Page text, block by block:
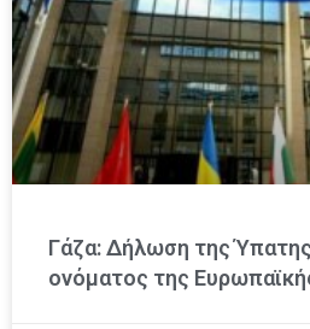
Γάζα: Δήλωση της
ονόματος της